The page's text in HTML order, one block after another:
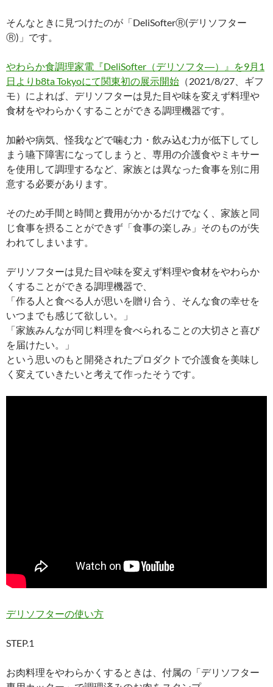
そんなときに見つけたのが「DeliSofterⓇ(デリソフター
Ⓡ)」です。
やわらか食調理家電『DeliSofter（デリソフタ―）』を9月1
日よりb8ta Tokyoにて関東初の展示開始 （2021/8/27、ギフ
モ）によれば、デリソフターは見た目や味を変えず料理や
食材をやわらかくすることができる調理機器です。
加齢や病気、怪我などで噛む力・飲み込む力が低下してし
まう嚥下障害になってしまうと、専用の介護食やミキサー
を使用して調理するなど、家族とは異なった食事を別に用
意する必要があります。
そのため手間と時間と費用がかかるだけでなく、家族と同
じ食事を摂ることができず「食事の楽しみ」そのものが失
われてしまいます。
デリソフターは見た目や味を変えず料理や食材をやわらか
くすることができる調理機器で、
「作る人と食べる人が思いを贈り合う、そんな食の幸せを
いつまでも感じて欲しい。」
「家族みんなが同じ料理を食べられることの大切さと喜び
を届けたい。」
という思いのもと開発されたプロダクトで介護食を美味し
く変えていきたいと考えて作ったそうです。
デリソフターの使い方
STEP.1
お肉料理をやわらかくするときは、付属の「デリソフター